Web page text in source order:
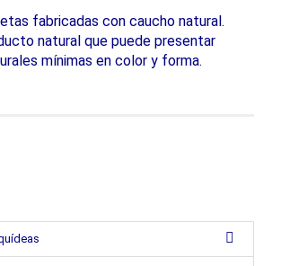
fabricadas con caucho natural.
natural que puede presentar
mínimas en color y forma.